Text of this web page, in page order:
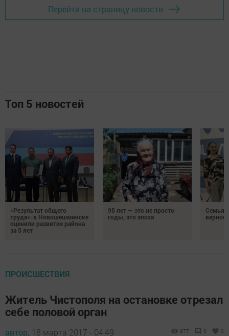
Перейти на страницу новости
Топ 5 новостей
«Результат общего
труда»: в Новошешминске
оценили развитие района
за 5 лет
95 лет — это не просто
годы, это эпоха
Семья
ПРОИСШЕСТВИЯ
Житель Чистополя на остановке отрезал
себе половой орган
автор, 18 марта 2017 - 04:49 977 0 0